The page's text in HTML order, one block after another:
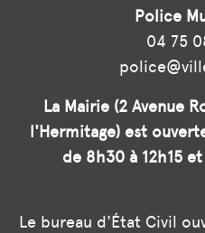
Police
04 75
La Mairie (2 Avenue
l'Hermitage) est
de 8h30 à 12h15
Le bureau d'État Civil